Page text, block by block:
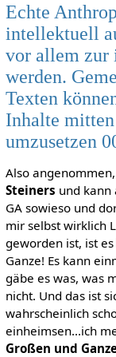
Echte
intellektuell
vor allem zur
werden.
Texten
Inhalte
umzusetzen
Also
Steiners und kann
GA sowieso und
mir selbst wirklich
geworden ist, ist es
Ganze! Es kann
gäbe es was, was
nicht. Und das ist
wahrscheinlich
einheimsen...ich
Großen und